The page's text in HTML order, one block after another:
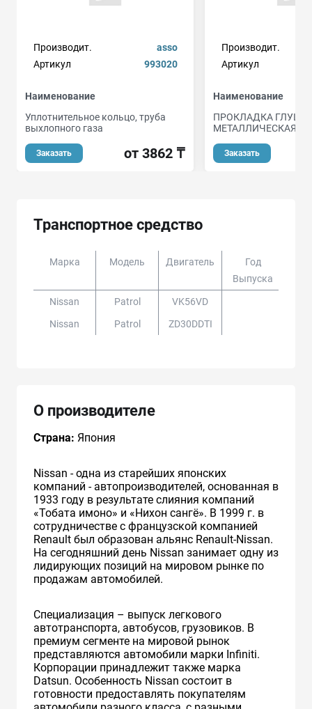
Производит.
asso
Артикул
993020
Наименование
Уплотнительное кольцо, труба
выхлопного газа
Заказать от 3862 ₸
Производит.
Артикул
Наименование
ПРОКЛАДКА
МЕТАЛЛИЧЕСКАЯ
Заказать
Транспортное средство
Марка Модель Двигатель
Год
Выпуска
Nissan Patrol
VK56VD
Nissan
Patrol ZD30DDTI
О производителе
Страна: Япония
Nissan - одна из старейших японских
компаний - автопроизводителей, основанная в
1933 году в результате слияния компаний
«Тобата имоно» и «Нихон сангё». В 1999 г. в
сотрудничестве с французcкой компанией
Renault был образован альянс Renault-Nissan.
На сегодняшний день Nissan занимает одну из
лидирующих позиций на мировом рынке по
продажам автомобилей.
Специализация – выпуск легкового
автотранспорта, автобусов, грузовиков. В
премиум сегменте на мировой рынок
представляются автомобили марки Infiniti.
Корпорации принадлежит также марка
Datsun. Особенность Nissan состоит в
готовности предоставлять покупателям